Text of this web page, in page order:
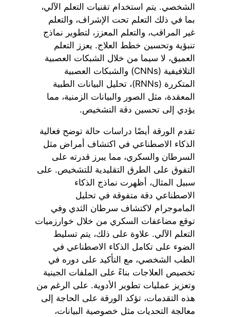
الشخصي. يتم استخدام تقنيات التعلم الآلي،
بما في ذلك التعلم تحت الإشراف، والتعلم
غير المراقب، والتعلم المعزز، لتطوير نماذج
تنبؤية وتحسين خطط العلاج. يعزز التعلم
العميق، لا سيما من خلال الشبكات العصبية
التلافيفية (CNNs) والشبكات العصبية
المتكررة (RNNs)، تحليل البيانات الطبية
المعقدة، مثل الصور والبيانات الزمنية، مما
يؤدي إلى تحسين دقة التشخيص.
تقدم الورقة أيضًا دراسات حالة توضح فعالية
الذكاء الاصطناعي في اكتشاف أمراض مثل
السرطان والسكري، مما يبرز قدرته على
التفوق على الطرق التقليدية للتشخيص. على
سبيل المثال، أظهرت نماذج الذكاء
الاصطناعي دقة متفوقة في تحليل
الماموجرام لاكتشاف سرطان الثدي وفي
توقع مضاعفات السكري من خلال خوارزميات
التعلم الآلي. علاوة على ذلك، يتم تسليط
الضوء على تكامل الذكاء الاصطناعي في
الطب الشخصي، مع التأكيد على دوره في
تخصيص العلاجات بناءً على الملفات الجينية
وتعزيز عمليات تطوير الأدوية. على الرغم من
هذه التقدمات، تؤكد الورقة على الحاجة إلى
معالجة التحديات مثل خصوصية البيانات،